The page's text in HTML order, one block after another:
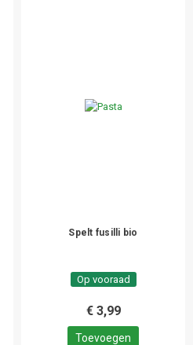
Spelt fusilli bio
Op vooraad
€ 3,99
Toevoegen